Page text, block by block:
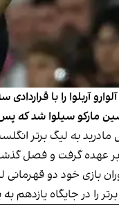
مارکو سیلوا شد که
مادرید به لیگ برتر
عهده گرفت و فصل
به پایان رساند و فصل جدید را در